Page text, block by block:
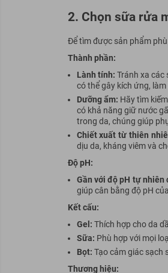
2. Chọn sữa rửa
Để tìm được sản phẩm phù
Thành phần:
Lành tính: Tránh xa các
có thể gây kích ứng,
Dưỡng ẩm: Hãy tìm
có khả năng giữ nước
trong da, chúng giúp
Chiết xuất từ thiên
dịu da, kháng viêmvà
Độ pH:
Gần với độ pH tự nhiên
giúp cân bằng độ pH
Kết cấu:
Gel: Thích hợp cho da
Sữa: Phù hợp với mọi
Bọt: Tạo cảm giác sạch
Thương hiệu: